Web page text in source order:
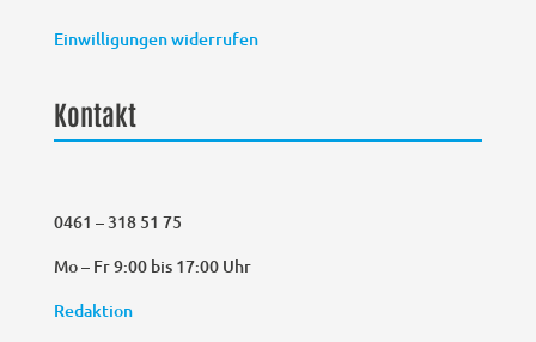
Einwilligungen widerrufen
Kontakt
0461 – 318 51 75
Mo – Fr 9:00 bis 17:00 Uhr
Redaktion